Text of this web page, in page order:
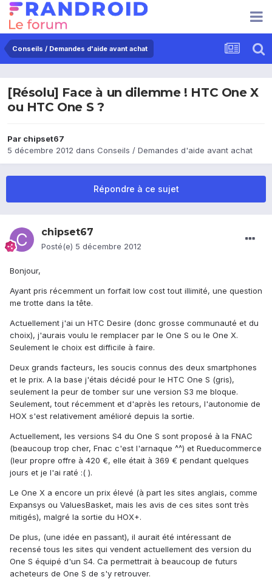
Conseils / Demandes d'aide avant achat
[Résolu] Face à un dilemme ! HTC One X
ou HTC One S ?
Par chipset67
5 décembre 2012 dans Conseils / Demandes d'aide avant achat
Répondre à ce sujet
chipset67
Posté(e) 5 décembre 2012
Bonjour,
Ayant pris récemment un forfait low cost tout illimité, une question
me trotte dans la tête.
Actuellement j'ai un HTC Desire (donc grosse communauté et du
choix), j'aurais voulu le remplacer par le One S ou le One X.
Seulement le choix est difficile à faire.
Deux grands facteurs, les soucis connus des deux smartphones
et le prix. A la base j'étais décidé pour le HTC One S (gris),
seulement la peur de tomber sur une version S3 me bloque.
Seulement, tout récemment et d'après les retours, l'autonomie de
HOX s'est relativement amélioré depuis la sortie.
Actuellement, les versions S4 du One S sont proposé à la FNAC
(beaucoup trop cher, Fnac c'est l'arnaque ^^) et Rueducommerce
(leur propre offre à 420 €, elle était à 369 € pendant quelques
jours et je l'ai raté :( ).
Le One X a encore un prix élevé (à part les sites anglais, comme
Expansys ou ValuesBasket, mais les avis de ces sites sont très
mitigés), malgré la sortie du HOX+.
De plus, (une idée en passant), il aurait été intéressant de
recensé tous les sites qui vendent actuellement des version du
One S équipé d'un S4. Ca permettrait à beaucoup de futurs
acheteurs de One S de s'y retrouver.